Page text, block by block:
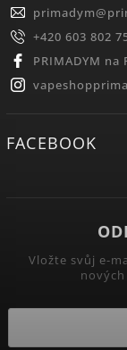
primadym@
+420 603 802
PRIMADYM na
FACEBOOK
Vložte svůj e-